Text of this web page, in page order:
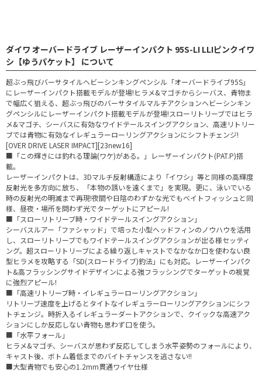
ダイワ オーバードライブ レーザーインパクト 95S-LI LLIピンクイワ
シ【ゆうパケット】 について
超ぶっ飛びバーサタイルヘビーシンキングペンシル「オーバードライブ95S」
にレーザーインパクト搭載モデルが登場!ヒラメ&マゴチからシーバス、青物ま
で幅広く狙える、超ぶっ飛びのバーサタイルマルチアクションヘビーシンキン
グペンシルにレーザーインパクト搭載モデルが登場!スローリトリーブではヒラ
メ&マゴチ、シーバスに有効なワイドテールスイングアクション、高速リトリー
ブでは青物に有効なイレギュラーローリングアクションにシフトチェンジ!
[OVER DRIVE LASER IMPACT][23new16]
■「この輝きには釣れる理論(ワケ)がある。」レーザーインパクト(PAT.P)搭
載。
レーザーインパクトは、3Dマルチ反射構造により「イワシ」等と同様の高輝度
反射光を多方向に放ち、「本物の誘いを遠くまで」を実現。更に、泳いでいる
時の反射光の明滅まで再現!夜間や日陰のわずかな光でもベイトフィッシュと同
様、昼夜・場所を問わず光でターゲットにアピール!
■「スローリトリーブ時・ワイドテールスイングアクション」
シーバスルアー「ファシャッド」で培った小型ヘッドフィンのノウハウを活用
し、スローリトリーブでもワイドテールスイングアクションが出る様セッティ
ング。超スローリトリーブによる繰り返しキャストでなかなか口を使わない良
型ヒラメを攻略する「SD(スロードライブ)釣法」にも対応。レーザーインパク
ト&高フラッシングサイドデザインによる強フラッシングでターゲットの視覚
に強烈アピール!
■「高速リトリーブ時・イレギュラーローリングアクション」
リトリーブ速度を上げるとタイトなイレギュラーローリングアクションにシフ
トチェンジ。時折入るイレギュラーダートアクションで、クイックな高速アク
ションにしか反応しない青物も思わず口を使う。
■「水平フォール」
ヒラメ&マゴチ、シーバスが思わず反応してしまう水平姿勢のフォールにより、
キャスト後、ボトム着低までのバイトチャンスを逃さない!!
■大型青物でも安心の1.2mm貫通ワイヤ仕様